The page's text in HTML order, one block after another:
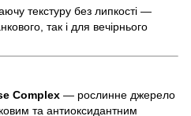
текстуру без липкості —
так і для вечірнього
Complex — рослинне джерело
та антиоксидантним